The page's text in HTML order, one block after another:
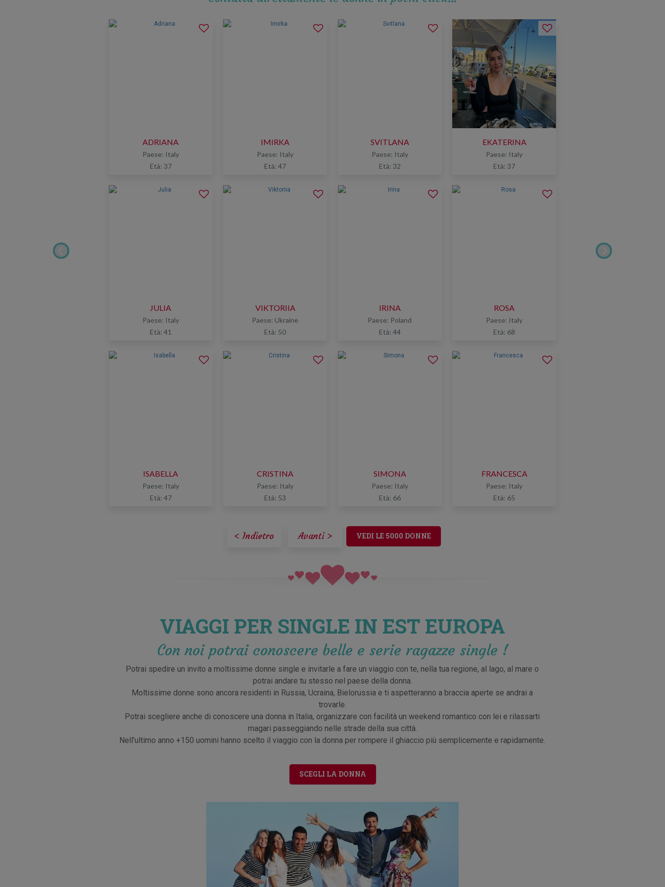
ADRIANA
Paese: Italy
Età: 37
IMIRKA
Paese: Italy
Età: 47
SVITLANA
Paese: Italy
Età: 32
EKATERINA
Paese: Italy
Età: 37
JULIA
Paese: Italy
Età: 41
VIKTORIIA
Paese: Ukraine
Età: 50
IRINA
Paese: Poland
Età: 44
ROSA
Paese: Italy
Età: 68
ISABELLA
Paese: Italy
Età: 47
CRISTINA
Paese: Italy
Età: 53
SIMONA
Paese: Italy
Età: 66
FRANCESCA
Paese: Italy
Età: 65
< Indietro Avanti > VEDI LE 5000 DONNE
VIAGGI PER SINGLE IN EST EUROPA
Con noi potrai conoscere belle e serie ragazze single !
Potrai spedire un invito a moltissime donne single e invitarle a fare un viaggio con te, nella tua regione, al lago, al mare o
potrai andare tu stesso nel paese della donna.
Moltissime donne sono ancora residenti in Russia, Ucraina, Bielorussia e ti aspetteranno a braccia aperte se andrai a
trovarle.
Potrai scegliere anche di conoscere una donna in Italia, organizzare con facilità un weekend romantico con lei e rilassarti
magari passeggiando nelle strade della sua città.
Nell’ultimo anno +150 uomini hanno scelto il viaggio con la donna per rompere il ghiaccio più semplicemente e rapidamente.
SCEGLI LA DONNA